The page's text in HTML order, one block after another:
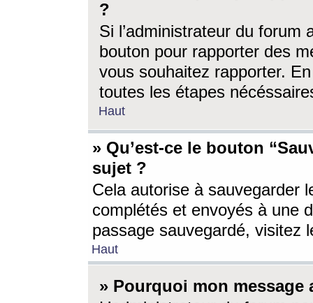
?
Si l’administrateur du forum
bouton pour rapporter des
vous souhaitez rapporter.
toutes les étapes
Haut
» Qu’est-ce le bouton
sujet ?
Cela autorise à sauvegarder
complétés et envoyés à une
passage sauvegardé, visitez
Haut
» Pourquoi mon message